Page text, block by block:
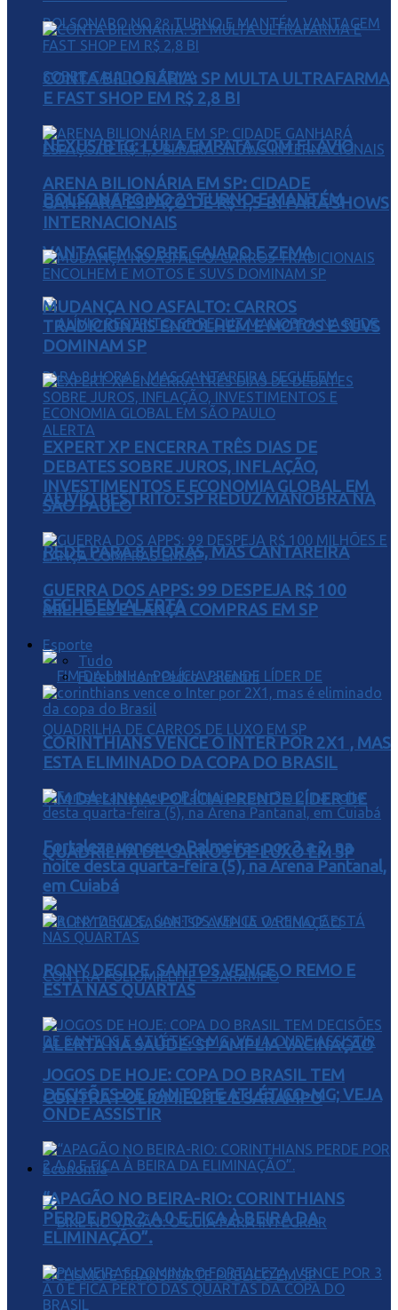
NEXUS/BTG: LULA EMPATA COM FLÁVIO
BOLSONARO NO 2º TURNO E MANTÉM
VANTAGEM SOBRE CAIADO E ZEMA
ALÍVIO RESTRITO: SP REDUZ MANOBRA NA
REDE PARA 8 HORAS, MAS CANTAREIRA
SEGUE EM ALERTA
FIM DA LINHA: POLÍCIA PRENDE LÍDER DE
QUADRILHA DE CARROS DE LUXO EM SP
ALERTA NA SAÚDE: SP AMPLIA VACINAÇÃO
CONTRA POLIOMIELITE E SARAMPO
Economia
CONTA BILIONÁRIA: SP MULTA ULTRAFARMA
E FAST SHOP EM R$ 2,8 BI
ARENA BILIONÁRIA EM SP: CIDADE
GANHARÁ ESPAÇO DE R$ 1,5 BI PARA SHOWS
INTERNACIONAIS
MUDANÇA NO ASFALTO: CARROS
TRADICIONAIS ENCOLHEM E MOTOS E SUVS
DOMINAM SP
EXPERT XP ENCERRA TRÊS DIAS DE
DEBATES SOBRE JUROS, INFLAÇÃO,
INVESTIMENTOS E ECONOMIA GLOBAL EM
SÃO PAULO
GUERRA DOS APPS: 99 DESPEJA R$ 100
MILHÕES E LANÇA COMPRAS EM SP
Esporte
Tudo
Futebol com Pedro Valentini
CORINTHIANS VENCE O INTER POR 2X1 , MAS
ESTA ELIMINADO DA COPA DO BRASIL
Fortaleza venceu o Palmeiras por 3 a 2, na
noite desta quarta-feira (5), na Arena Pantanal,
em Cuiabá
RONY DECIDE, SANTOS VENCE O REMO E
ESTÁ NAS QUARTAS
JOGOS DE HOJE: COPA DO BRASIL TEM
DECISÕES DE SANTOS E ATLÉTICO-MG; VEJA
ONDE ASSISTIR
“APAGÃO NO BEIRA-RIO: CORINTHIANS
PERDE POR 2 A 0 E FICA À BEIRA DA
ELIMINAÇÃO”.